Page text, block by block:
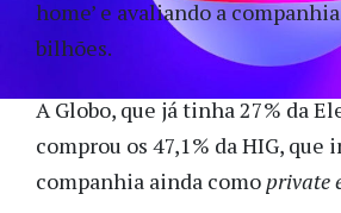
home’ e avaliando a
bilhões.
A Globo, que já tinha 27% da
comprou os 47,1% da HIG, que
companhia ainda como private